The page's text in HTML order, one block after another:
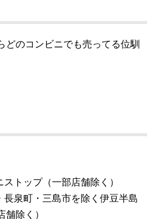
どのコンビニでも売ってる位馴
トップ（一部店舗除く）
長泉町・三島市を除く伊豆半島
除く）